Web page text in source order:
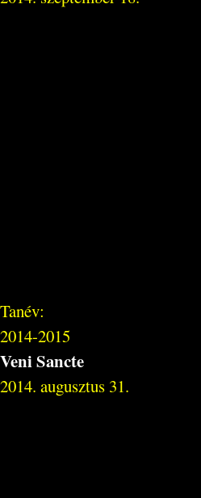
Tanév:
2014-2015
Veni Sancte
2014. augusztus 31.